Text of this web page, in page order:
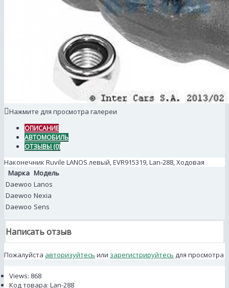
Нажмите для просмотра галереи
ОПИСАНИЕ
АВТОМОБИЛЬ
ОТЗЫВЫ (0)
Наконечник Ruvile LANOS левый, EVR915319, Lan-288, Ходовая
Марка Модель
Daewoo Lanos
Daewoo Nexia
Daewoo Sens
Написать отзыв
Пожалуйста авторизуйтесь или зарегистрируйтесь для просмотра
Views: 868
Код товара: Lan-288